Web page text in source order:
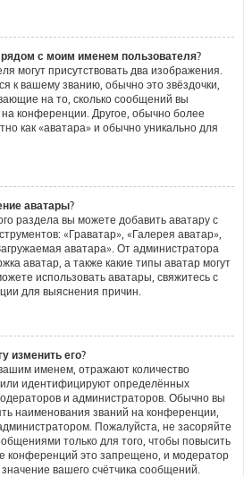
с моим именем пользователя?
могут присутствовать два изображения.
к вашему званию, обычно это звёздочки,
на то, сколько сообщений вы
конференции. Другое, обычно более
как «аватара» и обычно уникально для
аватары?
раздела вы можете добавить аватару с
«Граватар», «Галерея аватар»,
аватара». От администратора
аватар, а также какие типы аватар могут
использовать аватары, свяжитесь с
для выяснения причин.
изменить его?
именем, отражают количество
идентифицируют определённых
и администраторов. Обычно вы
наименования званий на конференции,
Пожалуйста, не засоряйте
только для того, чтобы повысить
конференций это запрещено, и модератор
вашего счётчика сообщений.